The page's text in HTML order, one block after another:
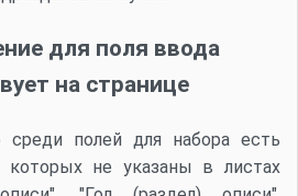
для поля ввода
на странице
среди полей для набора есть
которых не указаны в листах